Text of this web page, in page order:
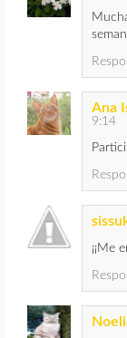
Ana
9:14
¡¡Me